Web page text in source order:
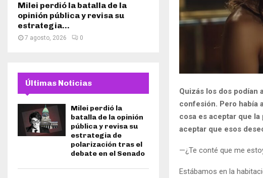
Quizás los dos podían
confesión. Pero había
cosa es aceptar que
aceptar que esos
—¿Te conté que me
Estábamos en la
Milei perdió la batalla de la
opinión pública y revisa su
estrategia...
7 agosto, 2026 0
Últimas Noticias
Milei perdió la
batalla de la opinión
pública y revisa su
estrategia de
polarización tras el
debate en el Senado